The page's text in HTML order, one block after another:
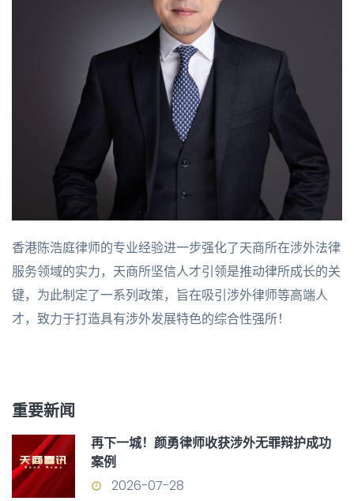
香港陈浩庭律师的专业经验进一步强化了天商所在涉外法律
服务领域的实力，天商所坚信人才引领是推动律所成长的关
键，为此制定了一系列政策，旨在吸引涉外律师等高端人
才，致力于打造具有涉外发展特色的综合性强所！
重要新闻
再下一城！颜勇律师收获涉外无罪辩护成功
案例
2026-07-28